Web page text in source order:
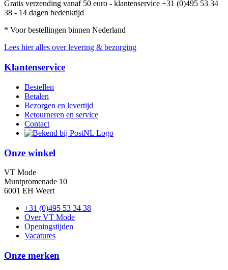
Gratis verzending vanaf 50 euro - klantenservice +31 (0)495 53 34
38 - 14 dagen bedenktijd
* Voor bestellingen binnen Nederland
Lees hier alles over levering & bezorging
Klantenservice
Bestellen
Betalen
Bezorgen en levertijd
Retourneren en service
Contact
Onze winkel
VT Mode
Muntpromenade 10
6001 EH Weert
+31 (0)495 53 34 38
Over VT Mode
Openingstijden
Vacatures
Onze merken